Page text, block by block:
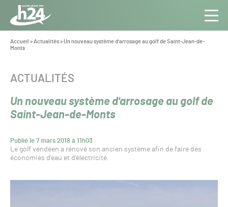
Panneau de gestion des cookies
Aller au contenu
Toute
l’info
du Gazon
Vous
êtes
Accueil >Actualités>Un nouveau système d'arrosage au golf de Saint-Jean-de-
Monts
Un nouveau système d'arrosage au golf de
Saint-Jean-de-Monts
Publié le 7 mars 2018 à 11h03
CATÉGORIE :
ACTUALITÉS
Le golf vendéen a rénové son ancien système afin de faire des
économies d’eau et d’électricité.